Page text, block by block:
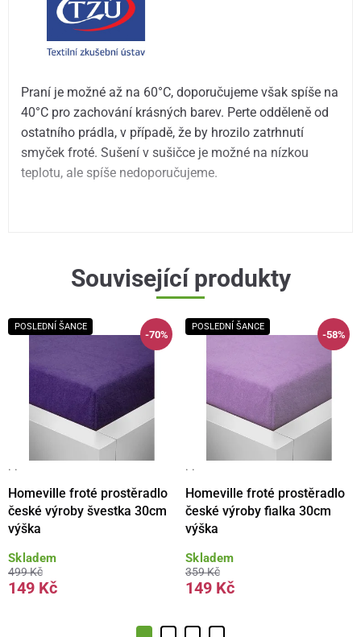
Praní je možné až na 60°C, doporučujeme však spíše na
40°C pro zachování krásných barev. Perte odděleně od
ostatního prádla, v případě, že by hrozilo zatrhnutí
smyček froté. Sušení v sušičce je možné na nízkou
teplotu, ale spíše nedoporučujeme.
Související produkty
POSLEDNÍ ŠANCE
-70%
· ·
Homeville froté prostěradlo
české výroby švestka 30cm
výška
Skladem
499 Kč
149 Kč
POSLEDNÍ ŠANCE
-58%
· ·
Homeville froté prostěradlo
české výroby fialka 30cm
výška
Skladem
359 Kč
149 Kč